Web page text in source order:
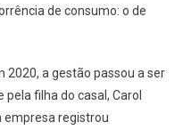
de consumo: o de
a gestão passou a ser
filha do casal, Carol
empresa registrou